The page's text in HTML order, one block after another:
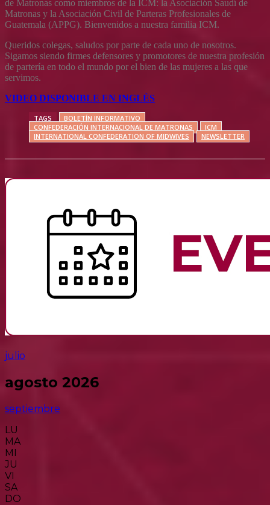
de Matronas como miembros de la ICM: la Asociación Saudí de
Matronas y la Asociación Civil de Parteras Profesionales de
Guatemala (APPG). Bienvenidos a nuestra familia ICM.
Queridos colegas, saludos por parte de cada uno de nosotros.
Sigamos siendo firmes defensores y promotores de nuestra profesión
de partería en todo el mundo por el bien de las mujeres a las que
servimos.
VIDEO DISPONIBLE EN INGLÉS
TAGS
BOLETÍN INFORMATIVO
CONFEDERACIÓN INTERNACIONAL DE MATRONAS
ICM
INTERNATIONAL CONFEDERATION OF MIDWIVES
NEWSLETTER
julio
agosto 2026
septiembre
LU
MA
MI
JU
VI
SA
DO